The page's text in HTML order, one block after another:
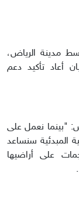
مدينة الرياض،
أعاد تأكيد دعم
"بينما نعمل على
المبدئية سنساعد
على أراضيها